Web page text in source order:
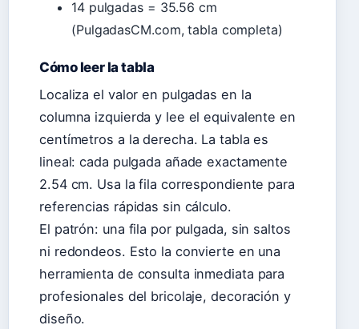
14 pulgadas = 35.56 cm
(PulgadasCM.com, tabla completa)
Cómo leer la tabla
Localiza el valor en pulgadas en la
columna izquierda y lee el equivalente en
centímetros a la derecha. La tabla es
lineal: cada pulgada añade exactamente
2.54 cm. Usa la fila correspondiente para
referencias rápidas sin cálculo.
El patrón: una fila por pulgada, sin saltos
ni redondeos. Esto la convierte en una
herramienta de consulta inmediata para
profesionales del bricolaje, decoración y
diseño.